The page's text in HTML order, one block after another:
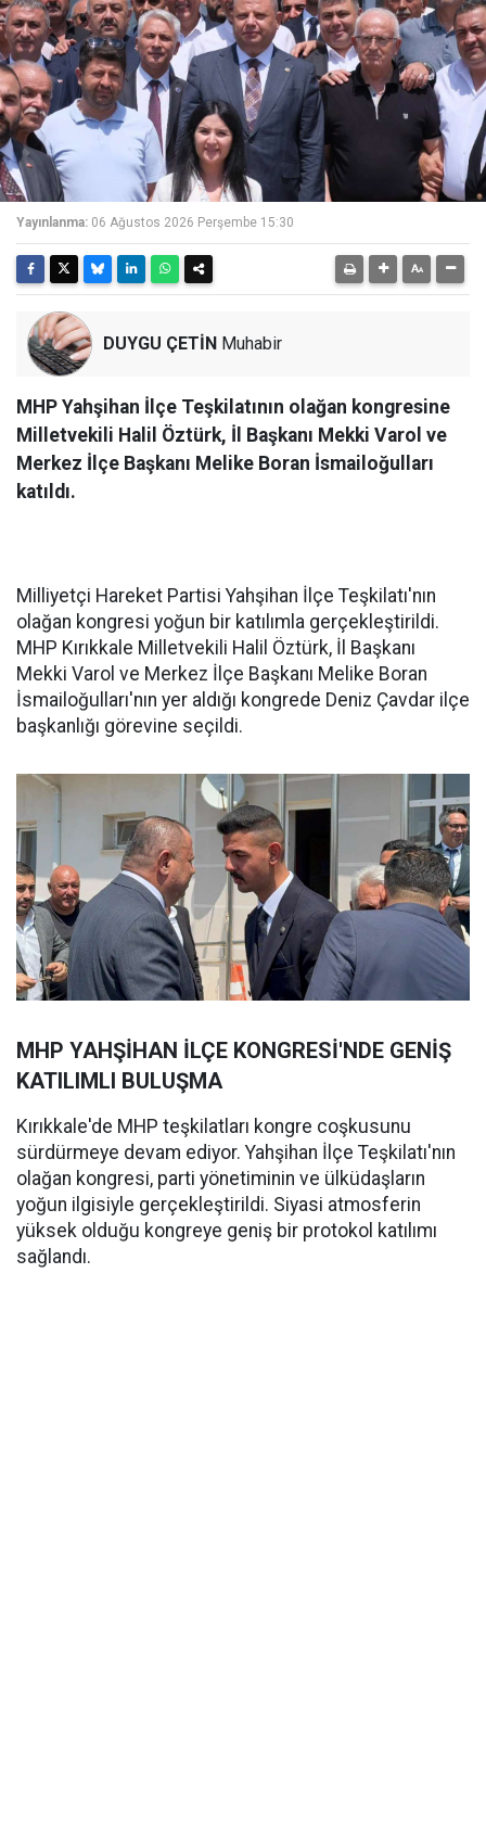
Yayınlanma: 06 Ağustos 2026 Perşembe 15:30
DUYGU ÇETİN Muhabir
MHP Yahşihan İlçe Teşkilatının olağan kongresine
Milletvekili Halil Öztürk, İl Başkanı Mekki Varol ve
Merkez İlçe Başkanı Melike Boran İsmailoğulları
katıldı.
Milliyetçi Hareket Partisi Yahşihan İlçe Teşkilatı'nın
olağan kongresi yoğun bir katılımla gerçekleştirildi.
MHP Kırıkkale Milletvekili Halil Öztürk, İl Başkanı
Mekki Varol ve Merkez İlçe Başkanı Melike Boran
İsmailoğulları'nın yer aldığı kongrede Deniz Çavdar ilçe
başkanlığı görevine seçildi.
MHP YAHŞİHAN İLÇE KONGRESİ'NDE GENİŞ
KATILIMLI BULUŞMA
Kırıkkale'de MHP teşkilatları kongre coşkusunu
sürdürmeye devam ediyor. Yahşihan İlçe Teşkilatı'nın
olağan kongresi, parti yönetiminin ve ülküdaşların
yoğun ilgisiyle gerçekleştirildi. Siyasi atmosferin
yüksek olduğu kongreye geniş bir protokol katılımı
sağlandı.